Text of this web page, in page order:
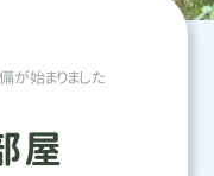
が始まりました
屋